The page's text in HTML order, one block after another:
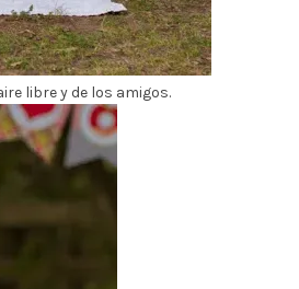
libre y de los amigos.